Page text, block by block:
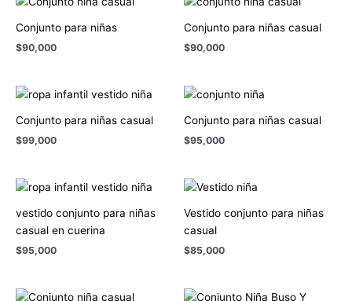
Conjunto para niñas
$90,000
Conjunto para niñas casual
$90,000
Conjunto para niñas casual
$99,000
Conjunto para niñas casual
$95,000
vestido conjunto para niñas
casual en cuerina
$95,000
Vestido conjunto para niñas
casual
$85,000